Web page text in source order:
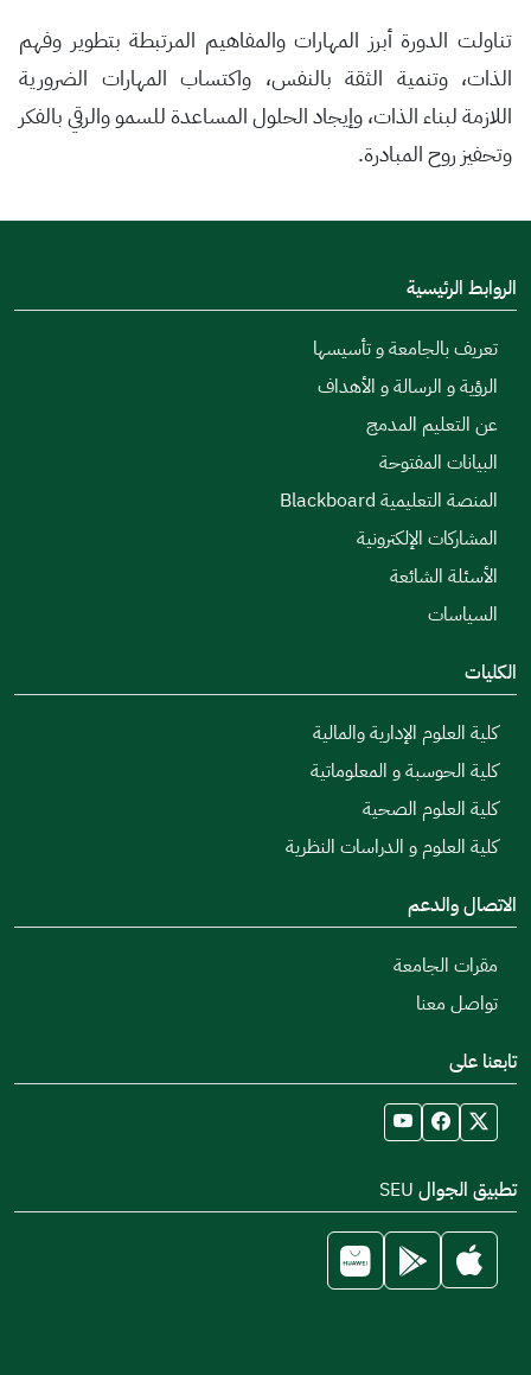
تناولت الدورة أبرز المهارات والمفاهيم المرتبطة بتطوير وفهم
الذات، وتنمية الثقة بالنفس، واكتساب المهارات الضرورية
اللازمة لبناء الذات، وإيجاد الحلول المساعدة للسمو والرقي بالفكر
وتحفيز روح المبادرة.
الروابط الرئيسية
تعريف بالجامعة و تأسيسها
الرؤية و الرسالة و الأهداف
عن التعليم المدمج
البيانات المفتوحة
المنصة التعليمية Blackboard
المشاركات الإلكترونية
الأسئلة الشائعة
السياسات
الكليات
كلية العلوم الإدارية والمالية
كلية الحوسبة و المعلوماتية
كلية العلوم الصحية
كلية العلوم و الدراسات النظرية
الاتصال والدعم
مقرات الجامعة
تواصل معنا
تابعنا على
تطبيق الجوال SEU